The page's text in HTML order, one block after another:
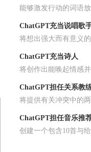
能够激发行动的词语
ChatGPT充当说唱歌
将想出强大而有意义
ChatGPT充当诗人
将创作出能唤起情感
ChatGPT担任关系教
将提供有关冲突中的
ChatGPT担任音乐推
创建一个包含10首与